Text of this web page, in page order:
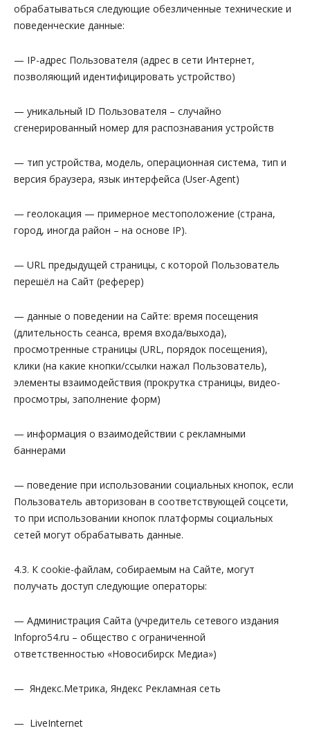
обрабатываться следующие обезличенные технические и
поведенческие данные:
— IP-адрес Пользователя (адрес в сети Интернет,
позволяющий идентифицировать устройство)
— уникальный ID Пользователя – случайно
сгенерированный номер для распознавания устройств
— тип устройства, модель, операционная система, тип и
версия браузера, язык интерфейса (User-Agent)
— геолокация — примерное местоположение (страна,
город, иногда район – на основе IP).
— URL предыдущей страницы, с которой Пользователь
перешёл на Сайт (реферер)
— данные о поведении на Сайте: время посещения
(длительность сеанса, время входа/выхода),
просмотренные страницы (URL, порядок посещения),
клики (на какие кнопки/ссылки нажал Пользователь),
элементы взаимодействия (прокрутка страницы, видео-
просмотры, заполнение форм)
— информация о взаимодействии с рекламными
баннерами
— поведение при использовании социальных кнопок, если
Пользователь авторизован в соответствующей соцсети,
то при использовании кнопок платформы социальных
сетей могут обрабатывать данные.
4.3. К cookie-файлам, собираемым на Сайте, могут
получать доступ следующие операторы:
— Администрация Сайта (учредитель сетевого издания
Infopro54.ru – общество с ограниченной
ответственностью «Новосибирск Медиа»)
— Яндекс.Метрика, Яндекс Рекламная сеть
— LiveInternet